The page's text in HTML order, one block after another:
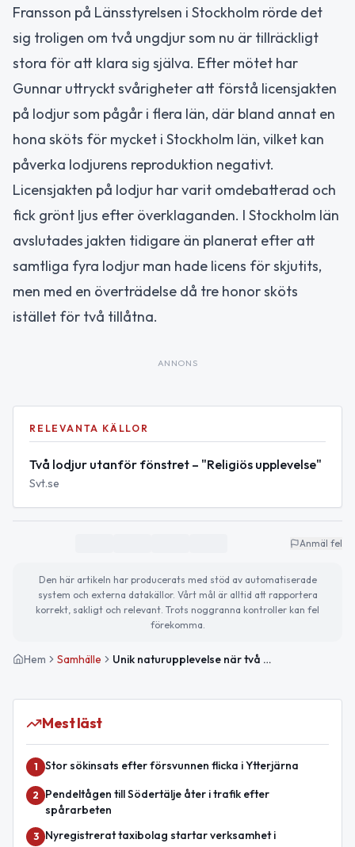
Fransson på Länsstyrelsen i Stockholm rörde det
sig troligen om två ungdjur som nu är tillräckligt
stora för att klara sig själva. Efter mötet har
Gunnar uttryckt svårigheter att förstå licensjakten
på lodjur som pågår i flera län, där bland annat en
hona sköts för mycket i Stockholm län, vilket kan
påverka lodjurens reproduktion negativt.
Licensjakten på lodjur har varit omdebatterad och
fick grönt ljus efter överklaganden. I Stockholm län
avslutades jakten tidigare än planerat efter att
samtliga fyra lodjur man hade licens för skjutits,
men med en överträdelse då tre honor sköts
istället för två tillåtna.
ANNONS
RELEVANTA KÄLLOR
Två lodjur utanför fönstret – "Religiös upplevelse"
Svt.se
Anmäl fel
Den här artikeln har producerats med stöd av automatiserade
system och externa datakällor. Vårt mål är alltid att rapportera
korrekt, sakligt och relevant. Trots noggranna kontroller kan fel
förekomma.
Hem Samhälle Unik naturupplevelse när två lodjur besökte Järna
Mest läst
1 Stor sökinsats efter försvunnen flicka i Ytterjärna
2
Pendeltågen till Södertälje åter i trafik efter
spårarbeten
3
Nyregistrerat taxibolag startar verksamhet i